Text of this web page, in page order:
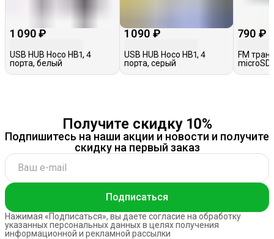
1 090 ₽
USB HUB Hoco HB1, 4
порта, белый
1 090 ₽
USB HUB Hoco HB1, 4
порта, серый
790 ₽
FM
microSD,
Получите скидку 10%
Подпишитесь на наши акции и новости и получите
скидку на первый заказ
Подписаться
Нажимая «Подписаться», вы даете согласие на обработку
указанных персональных данных в целях получения
информационной и рекламной рассылки